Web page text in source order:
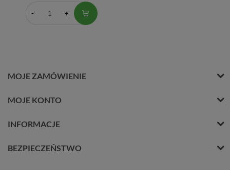
MOJE ZAMÓWIENIE
MOJE KONTO
INFORMACJE
BEZPIECZEŃSTWO